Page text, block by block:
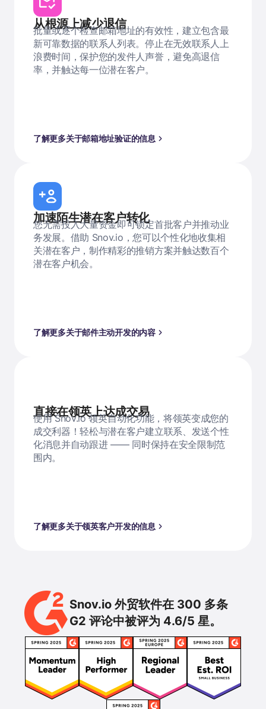
从根源上减少退信
批量或逐个检查邮箱地址的有效性，建立包含最
新可靠数据的联系人列表。停止在无效联系人上
浪费时间，保护您的发件人声誉，避免高退信
率，并触达每一位潜在客户。
了解更多关于邮箱地址验证的信息
加速陌生潜在客户转化
您无需投入大量资金即可锁定首批客户并推动业
务发展。借助 Snov.io，您可以个性化地收集相
关潜在客户，制作精彩的推销方案并触达数百个
潜在客户机会。
了解更多关于邮件主动开发的内容
直接在领英上达成交易
使用 Snov.io 领英自动化功能，将领英变成您的
成交利器！轻松与潜在客户建立联系、发送个性
化消息并自动跟进 —— 同时保持在安全限制范
围内。
了解更多关于领英客户开发的信息
Snov.io 外贸软件在 300 多条
G2 评论中被评为 4.6/5 星。